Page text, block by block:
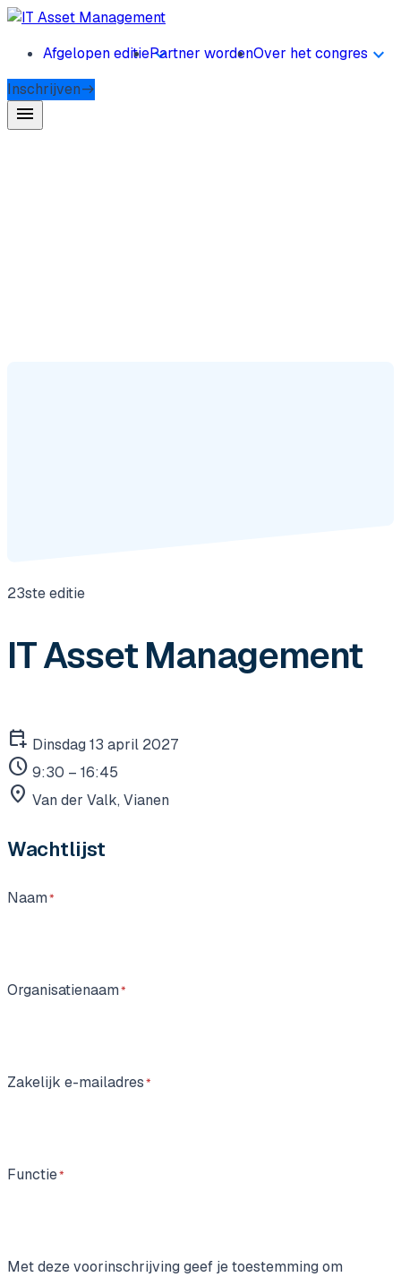
Afgelopen editiePartner wordenOver het congres
Inschrijven
menu
23ste editie
IT Asset Management
calendar_add_on Dinsdag 13 april 2027
schedule 9:30 – 16:45
location_on Van der Valk, Vianen
Wachtlijst
Naam
Organisatienaam
Zakelijk e-mailadres
Functie
Met deze voorinschrijving geef je toestemming om